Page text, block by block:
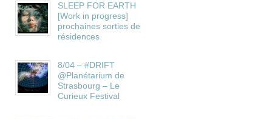
SLEEP FOR EARTH
[Work in progress]
prochaines sorties de
résidences
8/04 – #DRIFT
@Planétarium de
Strasbourg – Le
Curieux Festival